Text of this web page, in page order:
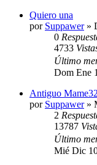
Quiero una
por Suppawer»
0
4733
Último
Dom Ene
Antiguo
por Suppawer»
2
13787
Último
Mié Dic